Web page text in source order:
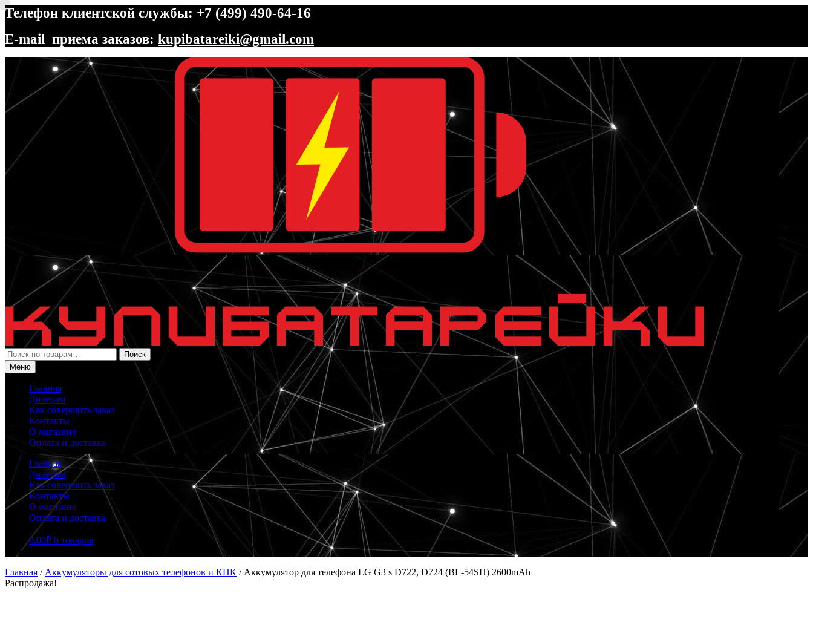
Телефон клиентской службы: +7 (499) 490-64-16
E-mail приема заказов: kupibatareiki@gmail.com
Перейти
навигации
Перейти
содержимому
Искать:
Поиск
Меню
Главная
Дилерам
Как совершить заказ
Контакты
О магазине
Оплата и доставка
Главная
Дилерам
Как совершить заказ
Контакты
О магазине
Оплата и доставка
0.00₽ 0 товаров
Главная / Аккумуляторы для сотовых телефонов и КПК / Аккумулятор для телефона LG G3 s D722, D724 (BL-54SH) 2600mAh
Распродажа!